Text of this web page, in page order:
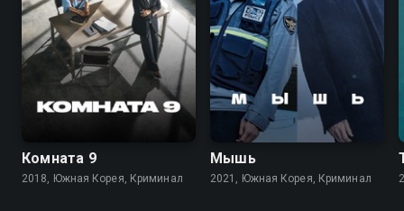
8.0
Комната 9
2018, Южная Корея, Криминал
8.4
Мышь
2021, Южная Корея, Криминал